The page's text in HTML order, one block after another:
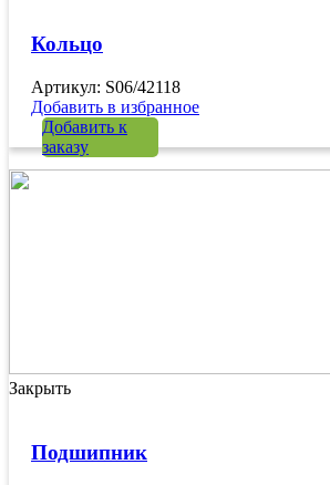
Кольцо
Артикул: S06/42118
Добавить в избранное
Добавить к
заказу
Закрыть
Подшипник